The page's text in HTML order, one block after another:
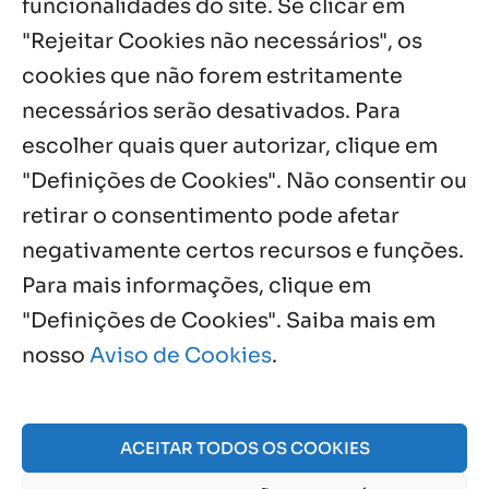
funcionalidades do site. Se clicar em
"Rejeitar Cookies não necessários", os
cookies que não forem estritamente
necessários serão desativados. Para
escolher quais quer autorizar, clique em
"Definições de Cookies". Não consentir ou
retirar o consentimento pode afetar
negativamente certos recursos e funções.
Para mais informações, clique em
"Definições de Cookies". Saiba mais em
nosso Aviso de Cookies.
ACEITAR TODOS OS COOKIES
com missa e festa
6 ago, 2026
Notícias por Categoria
Agosto, 2026